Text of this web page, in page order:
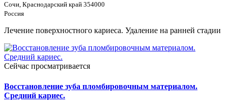
Сочи, Краснодарский край 354000
Россия
Лечение поверхностного кариеса. Удаление на ранней стадии
Сейчас просматривается
Восстановление зуба пломбировочным материалом.
Средний кариес.